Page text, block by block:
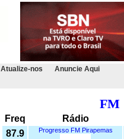
Atualize-nos
Anuncie Aqui
FM
Freq
Rádio
87.9
Progresso FM Pirapemas